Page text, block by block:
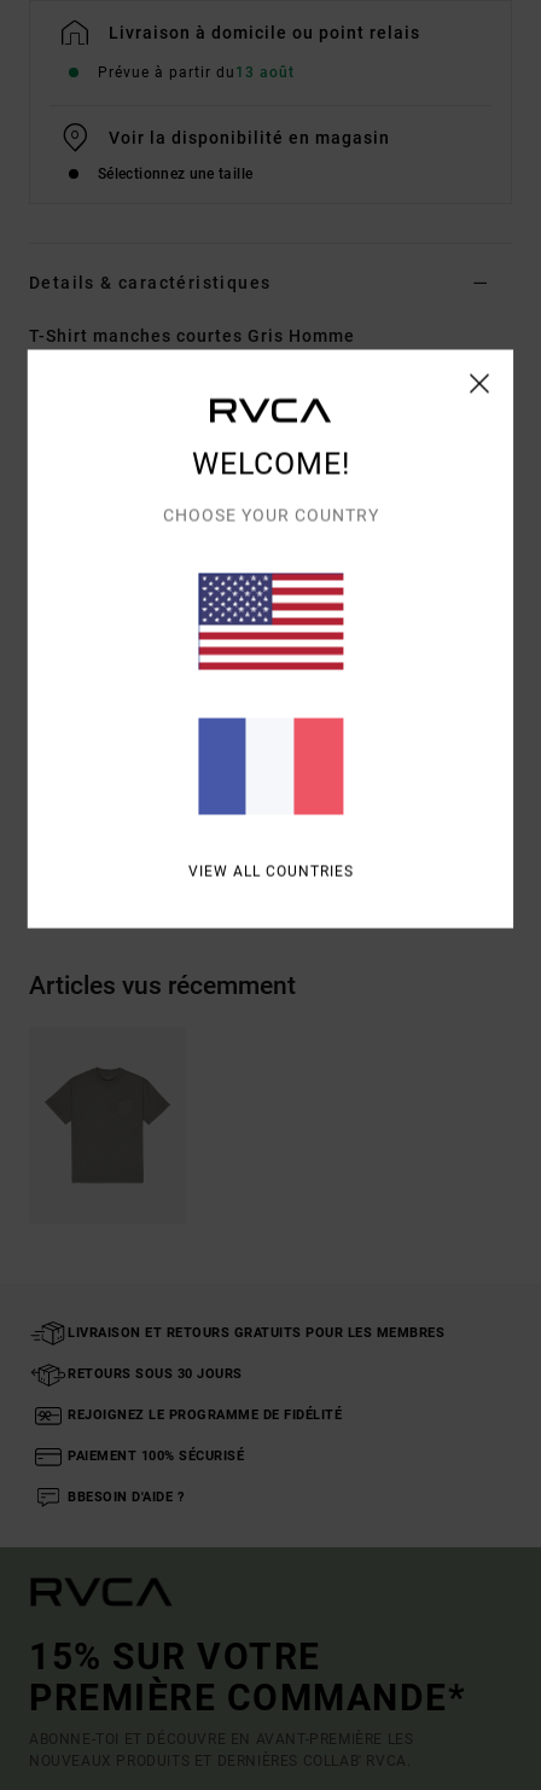
Livraison à domicile ou point relais
Prévue à partir du 13 août
Voir la disponibilité en magasin
Sélectionnez une taille
Details & caractéristiques
T-Shirt manches courtes Gris Homme
pigmentaire [200 g/m2]
col rond en bord-côte
une poche poitrine
Logo brodé sur l'ourlet de la poche
[Matière principale] 75% coton, 25% coton
Articles vus récemment
LIVRAISON ET RETOURS GRATUITS POUR LES MEMBRES
RETOURS SOUS 30 JOURS
REJOIGNEZ LE PROGRAMME DE FIDÉLITÉ
PAIEMENT 100% SÉCURISÉ
BBESOIN D'AIDE ?
15% SUR VOTRE
PREMIÈRE COMMANDE*
ABONNE-TOI ET DÉCOUVRE EN AVANT-PREMIÈRE LES
NOUVEAUX PRODUITS ET DERNIÈRES COLLAB' RVCA.
WELCOME!
CHOOSE YOUR COUNTRY
VIEW ALL COUNTRIES